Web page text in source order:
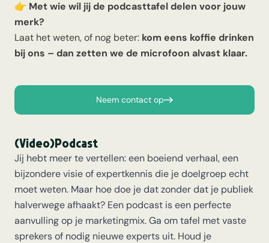
👉 Met wie wil jij de podcasttafel delen voor jouw
merk?
Laat het weten, of nog beter: kom eens koffie drinken
bij ons – dan zetten we de microfoon alvast klaar.
Neem contact op
(Video)Podcast
Jij hebt meer te vertellen: een boeiend verhaal, een
bijzondere visie of expertkennis die je doelgroep echt
moet weten. Maar hoe doe je dat zonder dat je publiek
halverwege afhaakt? Een podcast is een perfecte
aanvulling op je marketingmix. Ga om tafel met vaste
sprekers of nodig nieuwe experts uit. Houd je